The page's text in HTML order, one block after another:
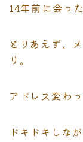
14年前に会っ
とりあえず、
り。
アドレス変わ
ドキドキしな